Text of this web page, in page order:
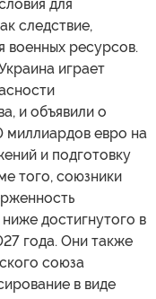
для
следствие,
военных ресурсов.
играет
и объявили о
миллиардов евро на
и подготовку
того, союзники
достигнутого в
года. Они также
союза
в виде